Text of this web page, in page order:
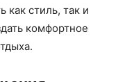
как стиль, так и
комфортное